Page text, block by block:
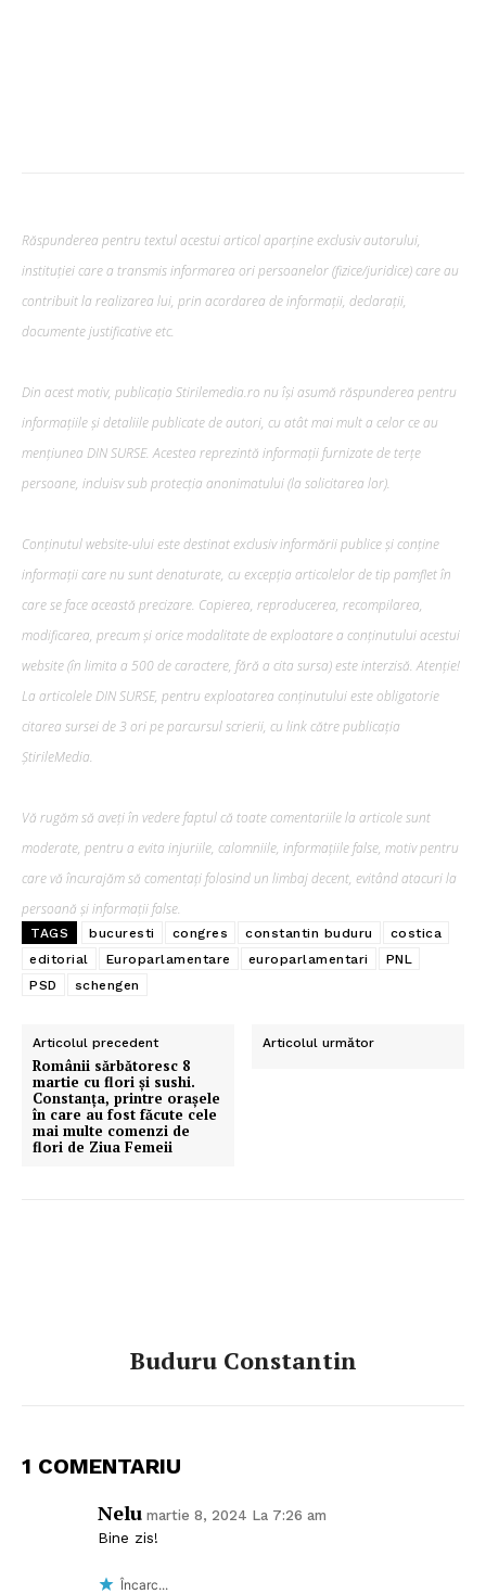
Răspunderea pentru textul acestui articol aparține exclusiv autorului,
instituției care a transmis informarea ori persoanelor (fizice/juridice) care au
contribuit la realizarea lui, prin acordarea de informații, declarații,
documente justificative etc.
Din acest motiv, publicația Stirilemedia.ro nu își asumă răspunderea pentru
informațiile și detaliile publicate de autori, cu atât mai mult a celor ce au
mențiunea DIN SURSE. Acestea reprezintă informații furnizate de terțe
persoane, incluisv sub protecția anonimatului (la solicitarea lor).
Conținutul website-ului este destinat exclusiv informării publice și conține
informații care nu sunt denaturate, cu excepția articolelor de tip pamflet în
care se face această precizare. Copierea, reproducerea, recompilarea,
modificarea, precum şi orice modalitate de exploatare a conținutului acestui
website (în limita a 500 de caractere, fără a cita sursa) este interzisă. Atenție!
La articolele DIN SURSE, pentru exploatarea conținutului este obligatorie
citarea sursei de 3 ori pe parcursul scrierii, cu link către publicația
ȘtirileMedia.
Vă rugăm să aveți în vedere faptul că toate comentariile la articole sunt
moderate, pentru a evita injuriile, calomniile, informațiile false, motiv pentru
care vă încurajăm să comentați folosind un limbaj decent, evitând atacuri la
persoană și informații false.
TAGS bucuresti congres constantin buduru
costica
editorial
Europarlamentare europarlamentari
PNL
PSD
schengen
Articolul precedent
Românii sărbătoresc 8
martie cu flori și sushi.
Constanța, printre orașele
în care au fost făcute cele
mai multe comenzi de
flori de Ziua Femeii
Articolul următor
Buduru Constantin
1 COMENTARIU
Nelu martie 8, 2024 La 7:26 am
Bine zis!
Încarc...